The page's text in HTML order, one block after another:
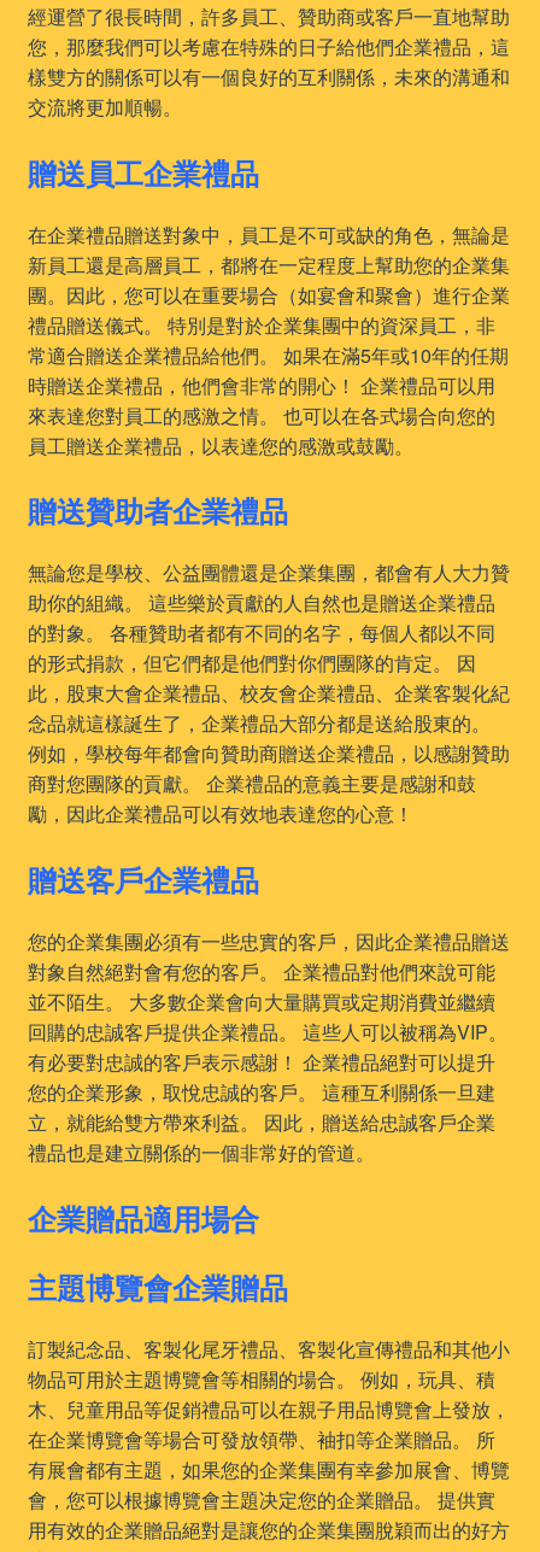
經運營了很長時間，許多員工、贊助商或客戶一直地幫助
您，那麼我們可以考慮在特殊的日子給他們企業禮品，這
樣雙方的關係可以有一個良好的互利關係，未來的溝通和
交流將更加順暢。
贈送員工企業禮品
在企業禮品贈送對象中，員工是不可或缺的角色，無論是
新員工還是高層員工，都將在一定程度上幫助您的企業集
團。因此，您可以在重要場合（如宴會和聚會）進行企業
禮品贈送儀式。 特別是對於企業集團中的資深員工，非
常適合贈送企業禮品給他們。 如果在滿5年或10年的任期
時贈送企業禮品，他們會非常的開心！ 企業禮品可以用
來表達您對員工的感激之情。 也可以在各式場合向您的
員工贈送企業禮品，以表達您的感激或鼓勵。
贈送贊助者企業禮品
無論您是學校、公益團體還是企業集團，都會有人大力贊
助你的組織。 這些樂於貢獻的人自然也是贈送企業禮品
的對象。 各種贊助者都有不同的名字，每個人都以不同
的形式捐款，但它們都是他們對你們團隊的肯定。 因
此，股東大會企業禮品、校友會企業禮品、企業客製化紀
念品就這樣誕生了，企業禮品大部分都是送給股東的。
例如，學校每年都會向贊助商贈送企業禮品，以感謝贊助
商對您團隊的貢獻。 企業禮品的意義主要是感謝和鼓
勵，因此企業禮品可以有效地表達您的心意！
贈送客戶企業禮品
您的企業集團必須有一些忠實的客戶，因此企業禮品贈送
對象自然絕對會有您的客戶。 企業禮品對他們來說可能
並不陌生。 大多數企業會向大量購買或定期消費並繼續
回購的忠誠客戶提供企業禮品。 這些人可以被稱為VIP。
有必要對忠誠的客戶表示感謝！ 企業禮品絕對可以提升
您的企業形象，取悅忠誠的客戶。 這種互利關係一旦建
立，就能給雙方帶來利益。 因此，贈送給忠誠客戶企業
禮品也是建立關係的一個非常好的管道。
企業贈品適用場合
主題博覽會企業贈品
訂製紀念品、客製化尾牙禮品、客製化宣傳禮品和其他小
物品可用於主題博覽會等相關的場合。 例如，玩具、積
木、兒童用品等促銷禮品可以在親子用品博覽會上發放，
在企業博覽會等場合可發放領帶、袖扣等企業贈品。 所
有展會都有主題，如果您的企業集團有幸參加展會、博覽
會，您可以根據博覽會主題决定您的企業贈品。 提供實
用有效的企業贈品絕對是讓您的企業集團脫穎而出的好方